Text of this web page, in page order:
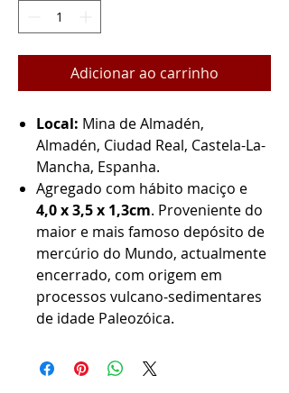
Adicionar ao carrinho
Local: Mina de Almadén,
Almadén, Ciudad Real, Castela-La-
Mancha, Espanha.
Agregado com hábito maciço e
4,0 x 3,5 x 1,3cm. Proveniente do
maior e mais famoso depósito de
mercúrio do Mundo, actualmente
encerrado, com origem em
processos vulcano-sedimentares
de idade Paleozóica.